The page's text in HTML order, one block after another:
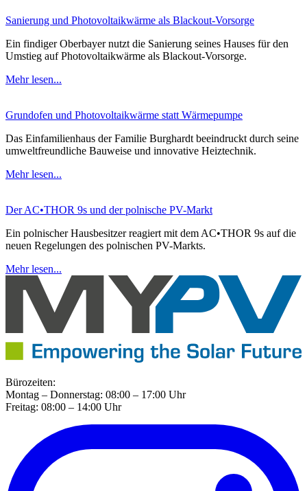
Sanierung und Photovoltaikwärme als Blackout-Vorsorge
Ein findiger Oberbayer nutzt die Sanierung seines Hauses für den
Umstieg auf Photovoltaikwärme als Blackout-Vorsorge.
Mehr lesen...
Grundofen und Photovoltaikwärme statt Wärmepumpe
Das Einfamilienhaus der Familie Burghardt beeindruckt durch seine
umweltfreundliche Bauweise und innovative Heiztechnik.
Mehr lesen...
Der AC•THOR 9s und der polnische PV-Markt
Ein polnischer Hausbesitzer reagiert mit dem AC•THOR 9s auf die
neuen Regelungen des polnischen PV-Markts.
Mehr lesen...
Bürozeiten:
Montag – Donnerstag: 08:00 – 17:00 Uhr
Freitag: 08:00 – 14:00 Uhr